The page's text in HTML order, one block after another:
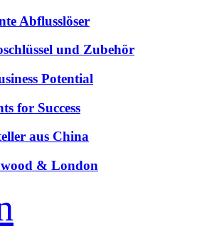
Abflusslöser
und Zubehör
Potential
for Success
aus China
& London